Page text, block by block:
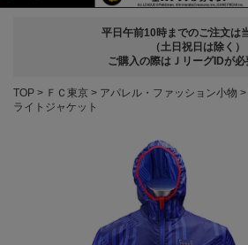
平日午前10時までのご注文は
（土日祝日は除く）
ご購入の際はＪリーグIDが必
TOP ＦＣ東京 アパレル・ファッション小物
ライトジャケット